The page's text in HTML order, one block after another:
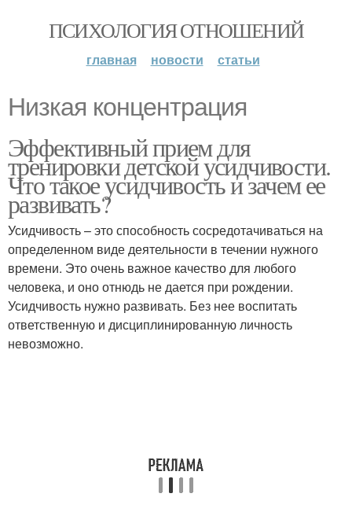
ПСИХОЛОГИЯ ОТНОШЕНИЙ
главная новости статьи
Низкая концентрация
Эффективный прием для
тренировки детской усидчивости.
Что такое усидчивость и зачем ее
развивать?
Усидчивость – это способность сосредотачиваться на
определенном виде деятельности в течении нужного
времени. Это очень важное качество для любого
человека, и оно отнюдь не дается при рождении.
Усидчивость нужно развивать. Без нее воспитать
ответственную и дисциплинированную личность
невозможно.